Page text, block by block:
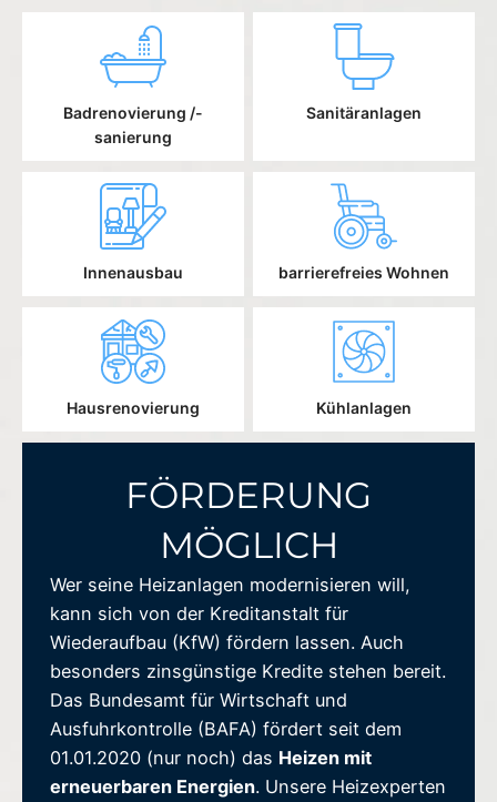
Badrenovierung /-
sanierung
Sanitäranlagen
Innenausbau barrierefreies Wohnen
Hausrenovierung Kühlanlagen
FÖRDERUNG
MÖGLICH
Wer seine Heizanlagen modernisieren will,
kann sich von der Kreditanstalt für
Wiederaufbau (KfW) fördern lassen. Auch
besonders zinsgünstige Kredite stehen bereit.
Das Bundesamt für Wirtschaft und
Ausfuhrkontrolle (BAFA) fördert seit dem
01.01.2020 (nur noch) das Heizen mit
erneuerbaren Energien. Unsere Heizexperten